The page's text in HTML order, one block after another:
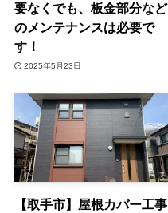
要なくでも、板金部分など
のメンテナンスは必要で
す！
2025年5月23日
【取手市】屋根カバー工事